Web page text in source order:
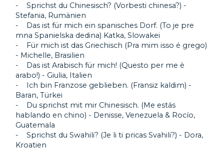
- Sprichst du Chinesisch? (Vorbesti chinesa?) -
Stefania, Rumänien
- Das ist für mich ein spanisches Dorf. (To je pre
mna Spanielska dedina) Katka, Slowakei
- Für mich ist das Griechisch (Pra mim isso é grego)
- Michelle, Brasilien
- Das ist Arabisch für mich! (Questo per me è
arabo!) - Giulia, Italien
- Ich bin Franzose geblieben. (Fransiz kaldim) -
Baran, Türkei
- Du sprichst mit mir Chinesisch. (Me estás
hablando en chino) - Denisse, Venezuela & Rocío,
Guatemala
- Sprichst du Swahili? (Je li ti pricas Svahili?) - Dora,
Kroatien